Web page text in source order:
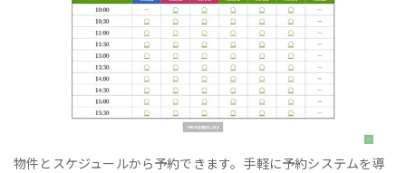
物件とスケジュールから予約できます。手軽に予約システムを導